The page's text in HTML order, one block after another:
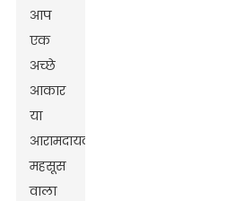
आप
एक
अच्छे
आकार
या
आरामदायक
महसूस
वाला